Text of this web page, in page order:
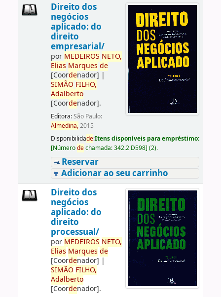
Direito dos
negócios
aplicado: do
direito
empresarial/
por MEDEIROS NETO,
Elias Marques de
[Coordenador] |
SIMÃO FILHO,
Adalberto
[Coordenador].
Editora:São Paulo:
Almedina,2015
Disponibilidade:Itens disponíveis para empréstimo:
[Númerodechamada:342.2 D598] (2).
Reservar
Adicionar ao seu carrinho
Direito dos
negócios
aplicado: do
direito
processual/
por MEDEIROS NETO,
Elias Marques de
[Coordenador] |
SIMÃO FILHO,
Adalberto
[Coordenador].